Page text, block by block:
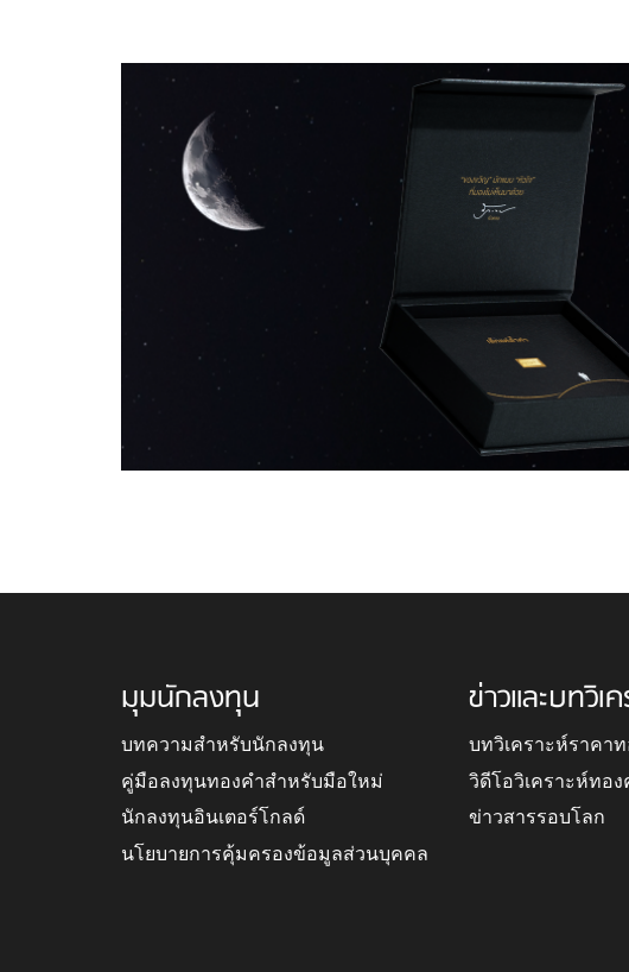
มุมนักลงทุน
บทความสำหรับนักลงทุน
คู่มือลงทุนทองคำสำหรับมือใหม่
นักลงทุนอินเตอร์โกลด์
นโยบายการคุ้มครองข้อมูลส่วนบุคคล
ข่าวและบทวิเ
บทวิเคราะห์ราคา
วิดีโอวิเคราะห์ทอง
ข่าวสารรอบโลก